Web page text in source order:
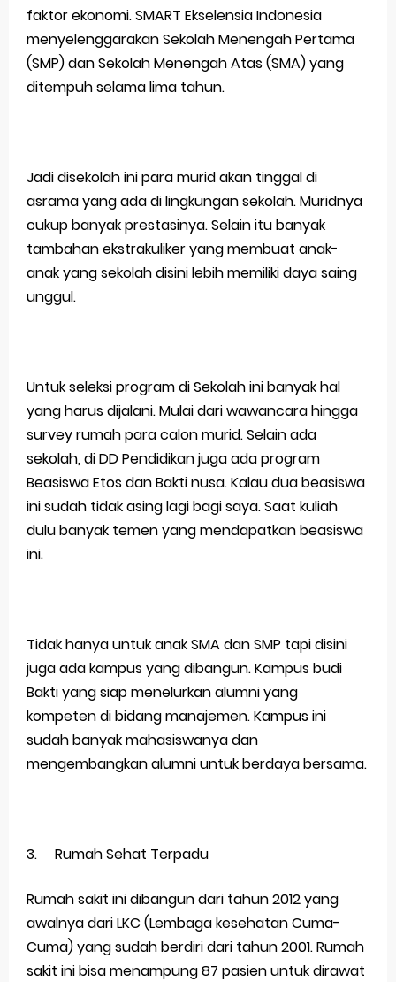
faktor ekonomi. SMART Ekselensia Indonesia
menyelenggarakan Sekolah Menengah Pertama
(SMP) dan Sekolah Menengah Atas (SMA) yang
ditempuh selama lima tahun.
Jadi disekolah ini para murid akan tinggal di
asrama yang ada di lingkungan sekolah. Muridnya
cukup banyak prestasinya. Selain itu banyak
tambahan ekstrakuliker yang membuat anak-
anak yang sekolah disini lebih memiliki daya saing
unggul.
Untuk seleksi program di Sekolah ini banyak hal
yang harus dijalani. Mulai dari wawancara hingga
survey rumah para calon murid. Selain ada
sekolah, di DD Pendidikan juga ada program
Beasiswa Etos dan Bakti nusa. Kalau dua beasiswa
ini sudah tidak asing lagi bagi saya. Saat kuliah
dulu banyak temen yang mendapatkan beasiswa
ini.
Tidak hanya untuk anak SMA dan SMP tapi disini
juga ada kampus yang dibangun. Kampus budi
Bakti yang siap menelurkan alumni yang
kompeten di bidang manajemen. Kampus ini
sudah banyak mahasiswanya dan
mengembangkan alumni untuk berdaya bersama.
3. Rumah Sehat Terpadu
Rumah sakit ini dibangun dari tahun 2012 yang
awalnya dari LKC (Lembaga kesehatan Cuma-
Cuma) yang sudah berdiri dari tahun 2001. Rumah
sakit ini bisa menampung 87 pasien untuk dirawat